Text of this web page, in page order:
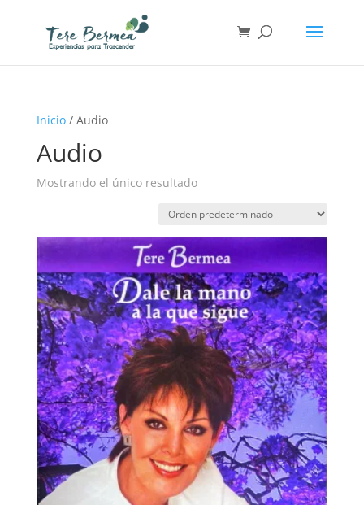
Inicio/ Audio
Audio
Mostrando el único resultado